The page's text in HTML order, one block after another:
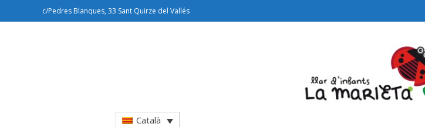
c/Pedres Blanques, 33 Sant Quirze del Vallés
Català